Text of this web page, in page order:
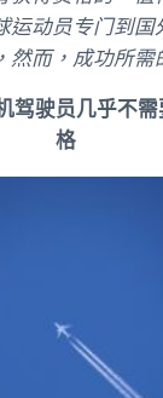
动员专门到国
然而，成功所
驾驶员几乎不
格